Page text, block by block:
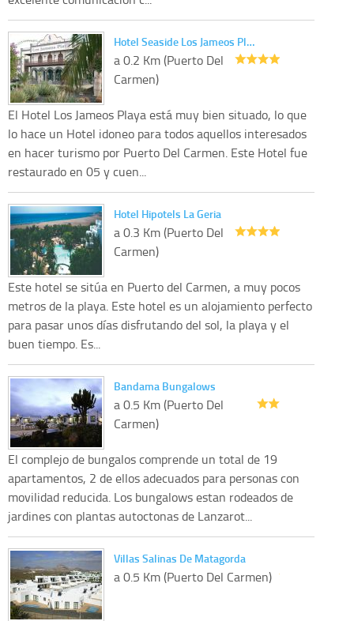
Hotel Seaside Los Jameos Pl…
a 0.2 Km (Puerto Del
Carmen)
El Hotel Los Jameos Playa está muy bien situado, lo que
lo hace un Hotel idoneo para todos aquellos interesados
en hacer turismo por Puerto Del Carmen. Este Hotel fue
restaurado en 05 y cuen...
Hotel Hipotels La Geria
a 0.3 Km (Puerto Del
Carmen)
Este hotel se sitúa en Puerto del Carmen, a muy pocos
metros de la playa. Este hotel es un alojamiento perfecto
para pasar unos días disfrutando del sol, la playa y el
buen tiempo. Es...
Bandama Bungalows
a 0.5 Km (Puerto Del
Carmen)
El complejo de bungalos comprende un total de 19
apartamentos, 2 de ellos adecuados para personas con
movilidad reducida. Los bungalows estan rodeados de
jardines con plantas autoctonas de Lanzarot...
Villas Salinas De Matagorda
a 0.5 Km (Puerto Del Carmen)